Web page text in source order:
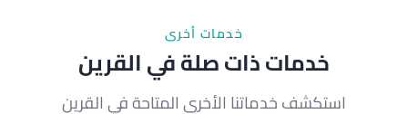
خدمات أخرى
خدمات ذات صلة في القرين
استكشف خدماتنا الأخرى المتاحة في القرين